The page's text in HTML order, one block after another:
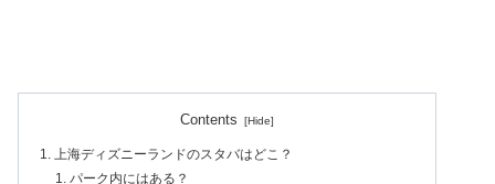
Contents
上海ディズニーランドのスタバはどこ？
パーク内にはある？